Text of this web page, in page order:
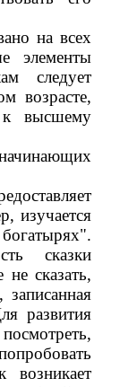
на всех
элементы
следует
возрасте,
к высшему
изучается
сказки
сказать,
развития
возникает